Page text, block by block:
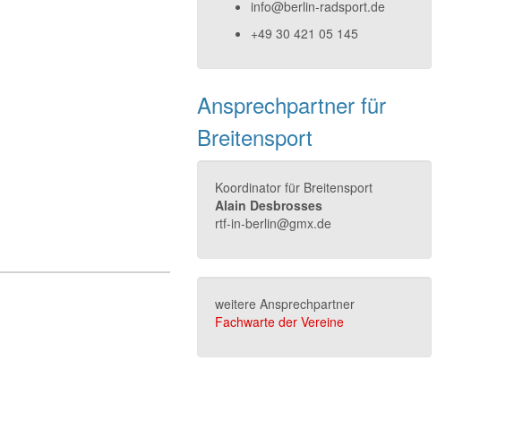
info@berlin-radsport.de
+49 30 421 05 145
Ansprechpartner für
Breitensport
Koordinator für Breitensport
Alain Desbrosses
rtf-in-berlin@gmx.de
weitere Ansprechpartner
Fachwarte der Vereine